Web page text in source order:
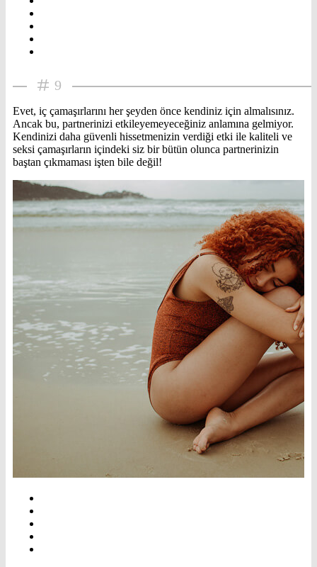
9
Evet, iç çamaşırlarını her şeyden önce kendiniz için almalısınız.
Ancak bu, partnerinizi etkileyemeyeceğiniz anlamına gelmiyor.
Kendinizi daha güvenli hissetmenizin verdiği etki ile kaliteli ve
seksi çamaşırların içindeki siz bir bütün olunca partnerinizin
baştan çıkmaması işten bile değil!